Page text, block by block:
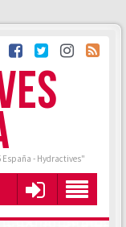
- Hydractives"